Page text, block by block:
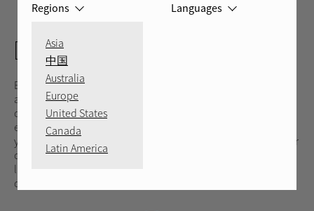
NEGRO VOLVER
DX-5
El Rotel DX-5 es el amplificador integrado definitivo para
audio personal, combinando tecnologías de vanguardia,
conectividad versátil y un diseño industrial elegante y
estilizado. Desarrollado para audiófilos, amantes de la música
y entusiastas del ocio doméstico, el DX-5 entrega 33 vatios por
canal sobre 4 ohmios (25 vatios por canal sobre 8 ohmios) en
la clásica amplificación en Clase AB de Rotel a partir de un
chasis de tamaño ultraeficiente.
Regions
Asia
中国
Australia
Europe
United States
Canada
Latin America
Languages